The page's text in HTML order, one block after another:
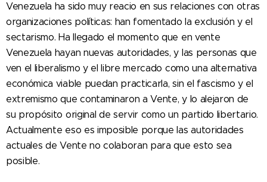
Venezuela ha sido muy reacio en sus relaciones con otras
organizaciones políticas: han fomentado la exclusión y el
sectarismo. Ha llegado el momento que en vente
Venezuela hayan nuevas autoridades, y las personas que
ven el liberalismo y el libre mercado como una alternativa
económica viable puedan practicarla, sin el fascismo y el
extremismo que contaminaron a Vente, y lo alejaron de
su propósito original de servir como un partido libertario.
Actualmente eso es imposible porque las autoridades
actuales de Vente no colaboran para que esto sea
posible.